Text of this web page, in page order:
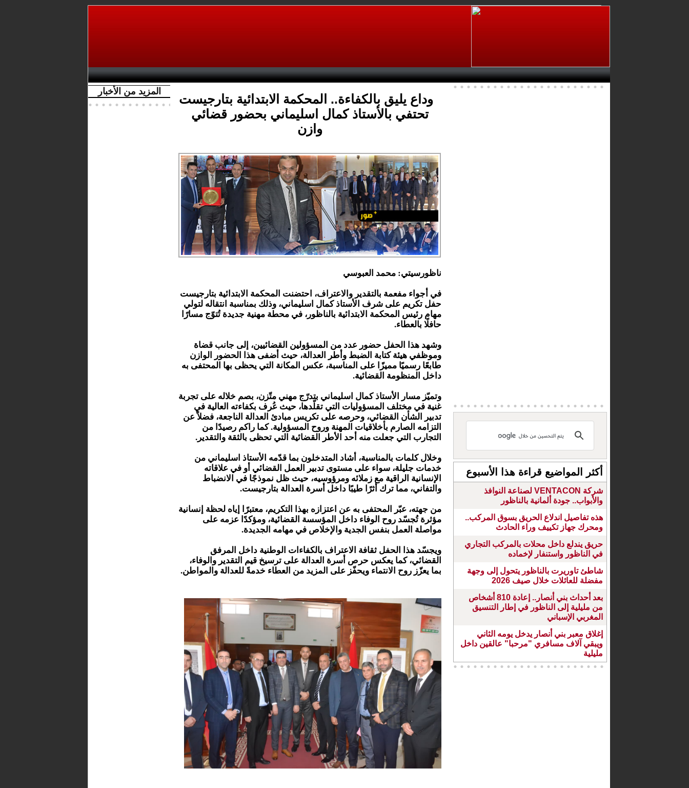
المزيد من الأخبار
وداع يليق بالكفاءة.. المحكمة الابتدائية بتارجيست
تحتفي بالأستاذ كمال اسليماني بحضور قضائي
وازن
ناظورسيتي: محمد العبوسي
في أجواء مفعمة بالتقدير والاعتراف، احتضنت المحكمة الابتدائية بتارجيست
حفل تكريم على شرف الأستاذ كمال اسليماني، وذلك بمناسبة انتقاله لتولي
مهام رئيس المحكمة الابتدائية بالناظور، في محطة مهنية جديدة تُتوّج مسارًا
حافلًا بالعطاء.
وشهد هذا الحفل حضور عدد من المسؤولين القضائيين، إلى جانب قضاة
وموظفي هيئة كتابة الضبط وأطر العدالة، حيث أضفى هذا الحضور الوازن
طابعًا رسميًا مميزًا على المناسبة، عكس المكانة التي يحظى بها المحتفى به
داخل المنظومة القضائية.
وتميّز مسار الأستاذ كمال اسليماني بتدرّج مهني متّزن، بصم خلاله على تجربة
غنية في مختلف المسؤوليات التي تقلّدها، حيث عُرف بكفاءته العالية في
تدبير الشأن القضائي، وحرصه على تكريس مبادئ العدالة الناجعة، فضلاً عن
التزامه الصارم بأخلاقيات المهنة وروح المسؤولية. كما راكم رصيدًا من
التجارب التي جعلت منه أحد الأطر القضائية التي تحظى بالثقة والتقدير.
وخلال كلمات بالمناسبة، أشاد المتدخلون بما قدّمه الأستاذ اسليماني من
خدمات جليلة، سواء على مستوى تدبير العمل القضائي أو في علاقاته
الإنسانية الراقية مع زملائه ومرؤوسيه، حيث ظل نموذجًا في الانضباط
والتفاني، مما ترك أثرًا طيبًا داخل أسرة العدالة بتارجيست.
من جهته، عبّر المحتفى به عن اعتزازه بهذا التكريم، معتبرًا إياه لحظة إنسانية
مؤثرة تُجسّد روح الوفاء داخل المؤسسة القضائية، ومؤكدًا عزمه على
مواصلة العمل بنفس الجدية والإخلاص في مهامه الجديدة.
ويجسّد هذا الحفل ثقافة الاعتراف بالكفاءات الوطنية داخل المرفق
القضائي، كما يعكس حرص أسرة العدالة على ترسيخ قيم التقدير والوفاء،
بما يعزّز روح الانتماء ويحفّز على المزيد من العطاء خدمةً للعدالة والمواطن.
أكثر المواضيع قراءة هذا الأسبوع
شركة VENTACON لصناعة النوافذ
والأبواب.. جودة ألمانية بالناظور
هذه تفاصيل اندلاع الحريق بسوق المركب..
ومحرك جهاز تكييف وراء الحادث
حريق يندلع داخل محلات بالمركب التجاري
في الناظور واستنفار لإخماده
شاطئ تاوريرت بالناظور يتحول إلى وجهة
مفضلة للعائلات خلال صيف 2026
بعد أحداث بني أنصار.. إعادة 810 أشخاص
من مليلية إلى الناظور في إطار التنسيق
المغربي الإسباني
إغلاق معبر بني أنصار يدخل يومه الثاني
ويبقي آلاف مسافري "مرحبا" عالقين داخل
مليلية